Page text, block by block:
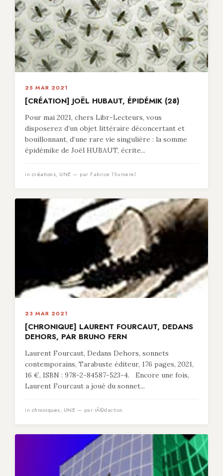
25 MAR 2021
[CRÉATION] JOËL HUBAUT, ÉPIDÉMIK (28)
Pour mai 2021, chers Libr-Lecteurs, vous
disposerez d’un objet littéraire déconcertant et
bouillonnant, d’une rare vie singulière : la somme
épidémike de Joël HUBAUT, écrite...
in créations, UNE — par Fabrice Thumerel
23 MAR 2021
[CHRONIQUE] LAURENT FOURCAUT, DEDANS
DEHORS, PAR BRUNO FERN
Laurent Fourcaut, Dedans Dehors, sonnets
contemporains, Tarabuste éditeur, 176 pages, 2021,
16 €, ISBN : 978-2-84587-523-4. Encore une fois,
Laurent Fourcaut a joué du sonnet...
in chroniques, UNE — par rÃ©daction